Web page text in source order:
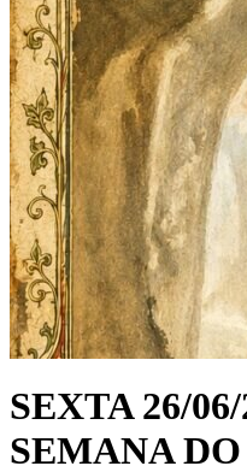
SEXTA 26/
SEMANA